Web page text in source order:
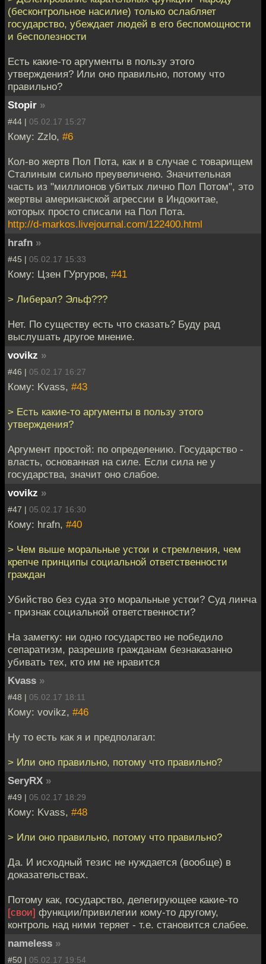
(бесконтрольное насилие) только ослабляет
государство, убеждает людей в его беспомощности
и бесполезности
Есть какие-то аргументы в пользу этого
утверждения? Или оно правильно, потому что
правильно?
Stopir »
#44 | 05.02.17 15:27
Кому: Zzlo, #6
Кол-во жертв Пол Пота, как и в случае с товарищем
Сталиным сильно преувеличено. Значительная
часть из "миллионов убитых лично Пол Потом", это
жертвы американской агрессии в Индокитае,
которых просто списали на Пол Пота.
http://d-markos.livejournal.com/122400.html
hrafn »
#45 | 05.02.17 15:33
Кому: Цзен ГУргуров, #41
> Либерал? Эльф???
Нет. По существу есть что сказать? Буду рад
выслушать другое мнение.
vovikz »
#46 | 05.02.17 16:27
Кому: Kvass, #43
> Есть какие-то аргументы в пользу этого
утверждения?
Аргумент простой: по определению. Государство -
власть, основанная на силе. Если сила не у
государства, значит оно слабое.
vovikz »
#47 | 05.02.17 16:30
Кому: hrafn, #40
> Чем выше моральные устои и стремления, чем
крепче принципы социальной ответственности
граждан
Убийство без суда это моральные устои? Суд линча
- признак социальной ответственности?
На заметку: ни одно государство не победило
сепаратизм, разрешив гражданам безнаказанно
убивать тех, кто им не нравится
Kvass »
#48 | 05.02.17 18:11
Кому: vovikz, #46
Ну то есть как я и предполагал:
> Или оно правильно, потому что правильно?
SeryRX »
#49 | 05.02.17 18:29
Кому: Kvass, #48
> Или оно правильно, потому что правильно?
Да. И исходный тезис не нуждается (вообще) в
доказательствах.
Потому как, государство, делегирующее какие-то
[свои] функции/привилегии кому-то другому,
контроль над ними теряет - т.е. становится слабее.
nameless »
#50 | 05.02.17 19:54